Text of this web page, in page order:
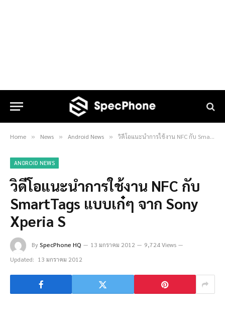
Home » News » Android News » วิดีโอแนะนำการใช้งาน NFC กับ SmartTags แบบเก๋ๆ จาก Sony Xperia S
ANDROID NEWS
วิดีโอแนะนำการใช้งาน NFC กับ
SmartTags แบบเก๋ๆ จาก Sony
Xperia S
BySpecPhone HQ 13 มกราคม 2012
9,724 Views
Updated: 13 มกราคม 2012